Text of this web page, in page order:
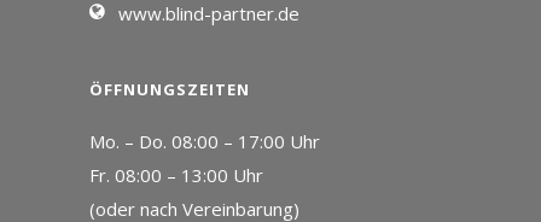
www.blind-partner.de
ÖFFNUNGSZEITEN
Mo. – Do. 08:00 – 17:00 Uhr
Fr. 08:00 – 13:00 Uhr
(oder nach Vereinbarung)